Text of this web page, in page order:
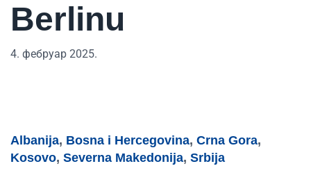
Berlinu
4. фебруар 2025.
Albanija, Bosna i Hercegovina, Crna Gora,
Kosovo, Severna Makedonija, Srbija